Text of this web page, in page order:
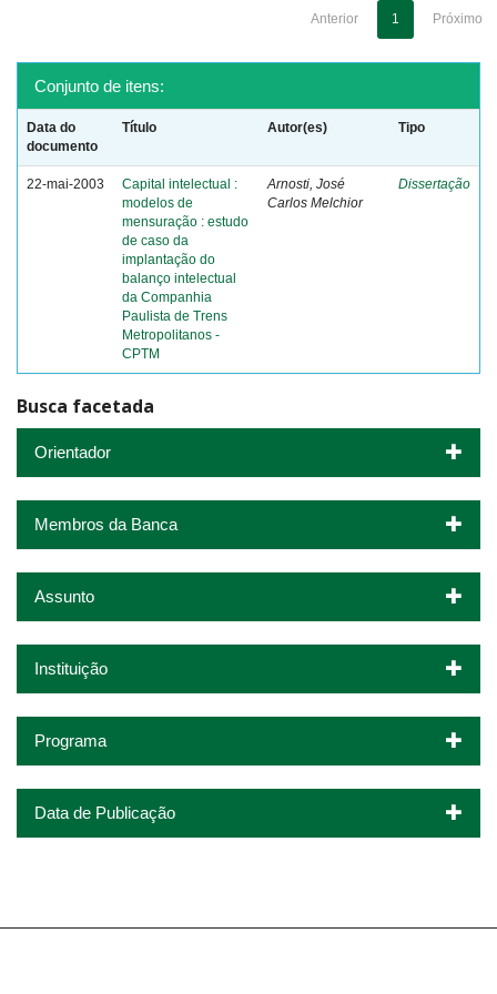
Anterior 1 Próximo
Conjunto de itens:
Data do
documento
Título Autor(es) Tipo
22-mai-2003
Capital intelectual :
modelos de
mensuração : estudo
de caso da
implantação do
balanço intelectual
da Companhia
Paulista de Trens
Metropolitanos -
CPTM
Arnosti, José
Carlos Melchior
Dissertação
Busca facetada
Orientador
Membros da Banca
Assunto
Instituição
Programa
Data de Publicação